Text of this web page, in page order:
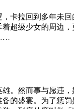
卡拉回到多年未
超级少女的周边
。然而事与愿违
的盛宴。为了惩